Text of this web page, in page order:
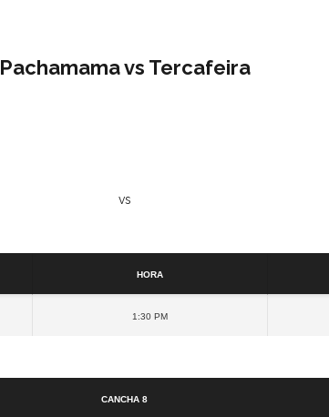
Pachamama vs Tercafeira
vs
Hora
1:30 pm
Cancha 8